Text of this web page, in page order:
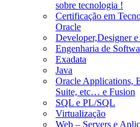
sobre tecnologia !
Certificação em
Oracle
Developer,Designer
Engenharia de
Exadata
Java
Oracle Applications,
Suite, etc… e Fusion
SQL e PL/SQL
Virtualização
Web – Servers e